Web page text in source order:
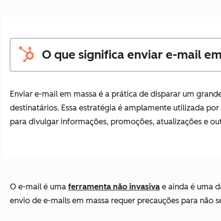
O que significa enviar e-mail
Enviar e-mail em massa é a prática de disparar um
destinatários. Essa estratégia é amplamente utilizada
para divulgar informações, promoções, atualizações e
O e-mail é uma ferramenta não invasiva e ainda é uma
envio de e-mails em massa requer precauções para